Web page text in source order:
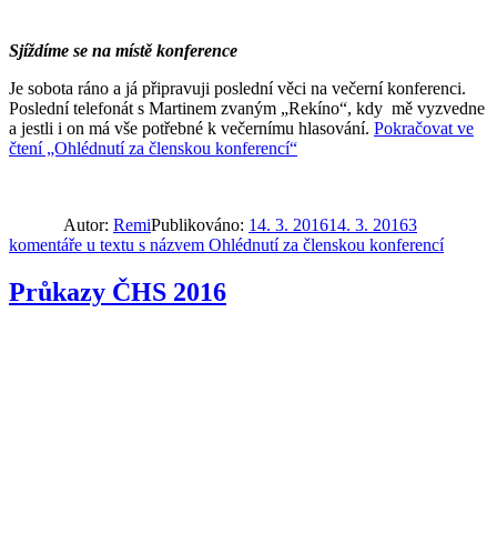
Sjíždíme se na místě konference
Je sobota ráno a já připravuji poslední věci na večerní konferenci.
Poslední telefonát s Martinem zvaným „Rekíno“, kdy mě vyzvedne
a jestli i on má vše potřebné k večernímu hlasování. Pokračovat ve
čtení„Ohlédnutí za členskou konferencí“
Autor: RemiPublikováno: 14. 3. 201614. 3. 20163
komentáře u textu s názvem Ohlédnutí za členskou konferencí
Průkazy ČHS 2016